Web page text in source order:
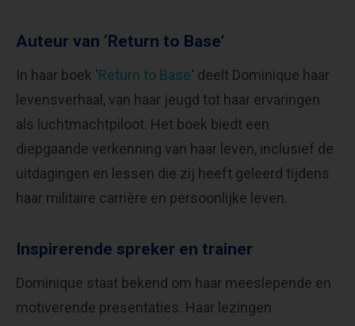
Auteur van ‘Return to Base’
In haar boek ‘Return to Base‘ deelt Dominique haar
levensverhaal, van haar jeugd tot haar ervaringen
als luchtmachtpiloot. Het boek biedt een
diepgaande verkenning van haar leven, inclusief de
uitdagingen en lessen die zij heeft geleerd tijdens
haar militaire carrière en persoonlijke leven.
Inspirerende spreker en trainer
Dominique staat bekend om haar meeslepende en
motiverende presentaties. Haar lezingen